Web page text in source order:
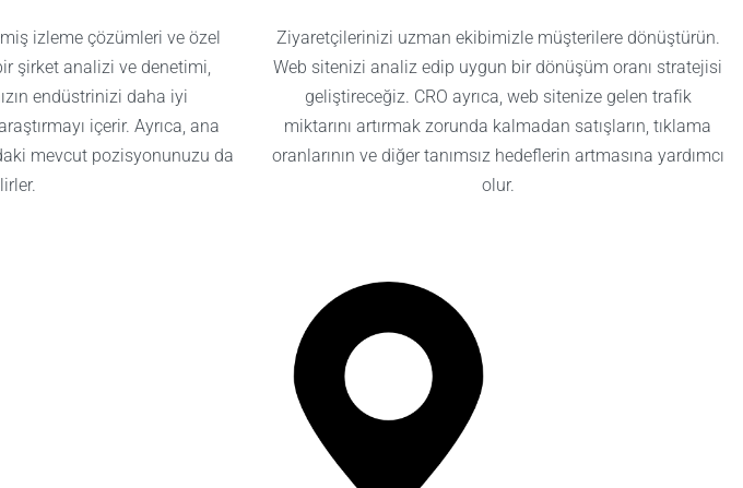
izleme çözümleri ve özel
şirket analizi ve denetimi,
endüstrinizi daha iyi
içerir. Ayrıca, ana
mevcut pozisyonunuzu da
Ziyaretçilerinizi uzman ekibimizle müşterilere dönüştürün.
Web sitenizi analiz edip uygun bir dönüşüm oranı stratejisi
geliştireceğiz. CRO ayrıca, web sitenize gelen trafik
miktarını artırmak zorunda kalmadan satışların, tıklama
oranlarının ve diğer tanımsız hedeflerin artmasına yardımcı
olur.